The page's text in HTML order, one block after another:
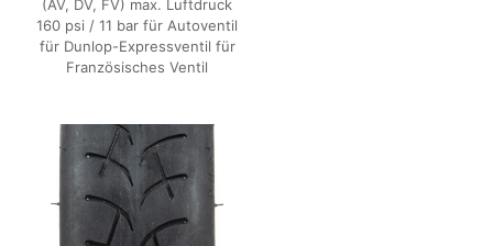
(AV, DV, FV) max. Luftdruck
160 psi / 11 bar für Autoventil
für Dunlop-Expressventil für
Französisches Ventil